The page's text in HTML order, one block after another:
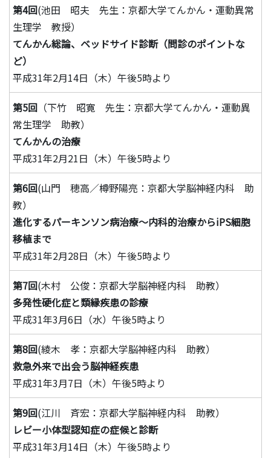
第4回(池田 昭夫 先生：京都大学てんかん・運動異常
生理学 教授）
てんかん総論、ベッドサイド診断（問診のポイントな
ど）
平成31年2月14日（木）午後5時より
第5回 （下竹 昭寛 先生：京都大学てんかん・運動異
常生理学 助教）
てんかんの治療
平成31年2月21日（木）午後5時より
第6回(山門 穂高／樽野陽亮：京都大学脳神経内科 助
教）
進化するパーキンソン病治療～内科的治療からiPS細胞
移植まで
平成31年2月28日（木）午後5時より
第7回(木村 公俊：京都大学脳神経内科 助教）
多発性硬化症と類縁疾患の診療
平成31年3月6日（水）午後5時より
第8回(綾木 孝：京都大学脳神経内科 助教）
救急外来で出会う脳神経疾患
平成31年3月7日（木）午後5時より
第9回(江川 斉宏：京都大学脳神経内科 助教）
レビー小体型認知症の症候と診断
平成31年3月14日（木）午後5時より